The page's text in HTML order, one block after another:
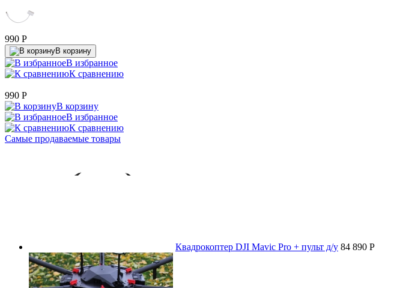
990 P
В корзину
В избранное
К сравнению
990 P
В корзину
В избранное
К сравнению
Самые продаваемые товары
Квадрокоптер DJI Mavic Pro + пульт д/у 84 890 P